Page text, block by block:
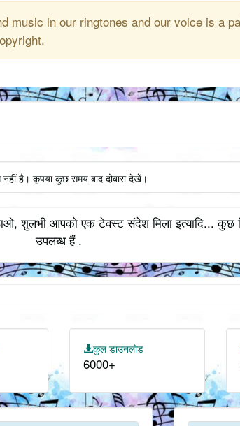
music in our ringtones and our voice is a
है। कृपया कुछ समय बाद दोबारा देखें।
शुलभी आपको एक टेक्स्ट संदेश मिला इत्यादि... कुछ
उपलब्ध हैं .
कुल डाउनलोड
6000+